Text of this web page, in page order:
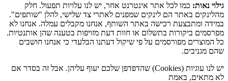
גילוי נאות: כמו לכל אתר אינטרנט אחר, יש לנו עלויות תפעול. חלק
מהלינקים באתר הם לינקים שמפנים לאתרי צד שלישי, להלן "שותפים".
במידה ומתבצעת רכישה באתר השותף, אנחנו מקבלים עמלה. אנחנו לא
מפרסמים ביקורות בתשלום או חוות דעת מזויפות בטענה שהן אותנטיות.
כל המוצרים מפורסמים על פי שיקול דעתנו הבלעדי כי אנחנו חושבים
שהם מגניבים.
יש לנו עוגיות (Cookies) שהדפדפן שלכם יעוף עליהן. אבל זה בסדר אם
לא מתאים, באמת